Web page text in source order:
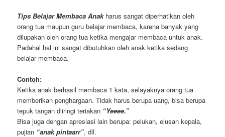
Tips Belajar Membaca Anakharus sangat diperhatikan oleh
orang tua maupun guru belajar membaca, karena banyak yang
dilupakan oleh orang tua ketika mengajar membaca untuk anak.
Padahal hal ini sangat dibutuhkan oleh anak ketika sedang
belajar membaca.
Contoh:
Ketika anak berhasil membaca 1 kata, selayaknya orang tua
memberikan penghargaan. Tidak harus berupa uang, bisa berupa
tepuk tangan diiringi teriakan “Yeeee.”
Bisa juga dengan apresiasi lain berupa: pelukan, elusan kepala,
pujian “anak pintaarr”, dll.